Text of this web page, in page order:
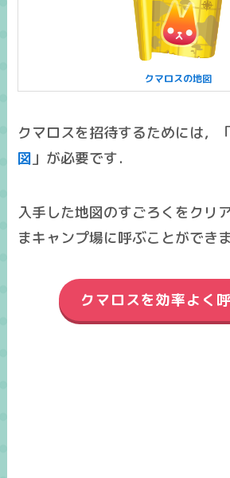
クマロスの地図
クマロスを招待するためには，
図 」が必要です．
入手した地図のすごろくをクリ
まキャンプ場に呼ぶことができま
クマロスを効率よく